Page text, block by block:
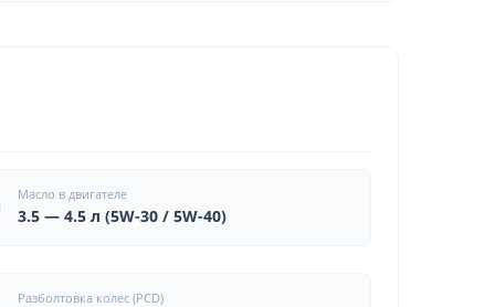
Масло в двигателе
3.5 — 4.5 л (5W-30 / 5W-40)
Разболтовка колес (PCD)